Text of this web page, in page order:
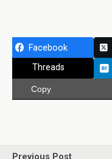
Facebook
Threads
Copy
Previous Post